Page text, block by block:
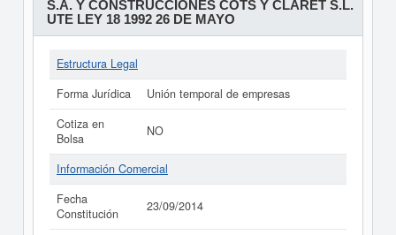
S.A. Y CONSTRUCCIONES COTS Y CLARET S.L.
UTE LEY 18 1992 26 DE MAYO
Estructura Legal
Forma Jurídica
Unión temporal de empresas
Cotiza en
Bolsa
NO
Información Comercial
Fecha
Constitución
23/09/2014